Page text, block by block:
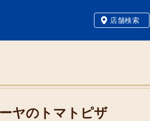
店舗検索
ヤのトマトピザ